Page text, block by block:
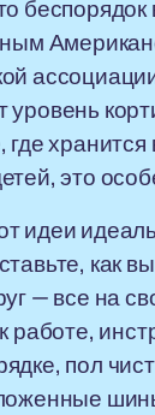
хранится
это
идеи
как
— все на
работе,
пол